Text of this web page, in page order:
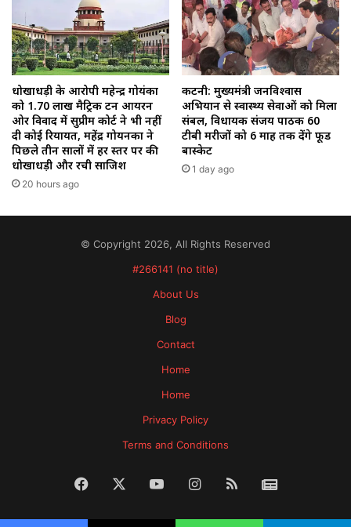
धोखाधड़ी के आरोपी महेन्द्र गोयंका
को 1.70 लाख मैट्रिक टन आयरन
ओर विवाद में सुप्रीम कोर्ट ने भी नहीं
दी कोई रियायत, महेंद्र गोयनका ने
पिछले तीन सालों में हर स्तर पर की
धोखाधड़ी और रची साजिश
20 hours ago
कटनी: मुख्यमंत्री जनविश्वास
अभियान से स्वास्थ्य सेवाओं को मिला
संबल, विधायक संजय पाठक 60
टीबी मरीजों को 6 माह तक देंगे फूड
बास्केट
1 day ago
© Copyright 2026, All Rights Reserved
#266141 (no title)
About Us
Blog
Contact
Home
Home
Privacy Policy
Terms and Conditions
Facebook YouTubeInstagram
RSS News